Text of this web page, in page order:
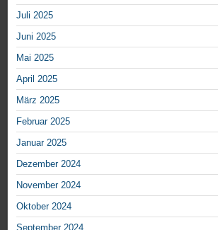
Juli 2025
Juni 2025
Mai 2025
April 2025
März 2025
Februar 2025
Januar 2025
Dezember 2024
November 2024
Oktober 2024
September 2024